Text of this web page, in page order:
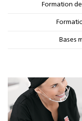
Formation
Bases